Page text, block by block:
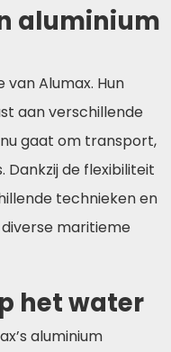
aluminium
van Alumax. Hun
aan verschillende
gaat om transport,
de flexibiliteit
technieken en
maritieme
het water
aluminium